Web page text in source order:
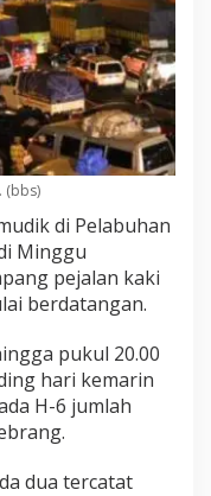
(bbs)
di Pelabuhan
Minggu
pejalan kaki
berdatangan.
pukul 20.00
hari kemarin
H-6 jumlah
dua tercatat